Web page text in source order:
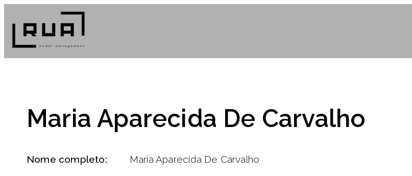
Maria Aparecida De Carvalho
Nome completo: Maria Aparecida De Carvalho